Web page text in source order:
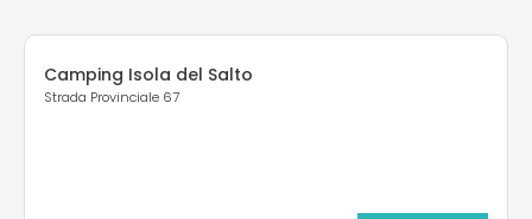
Camping Isola del Salto
Strada Provinciale 67